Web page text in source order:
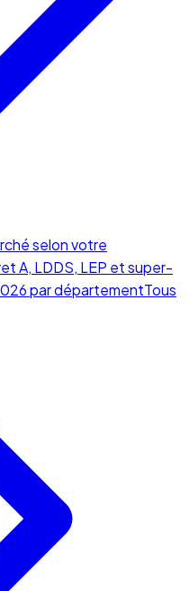
selon votre
A, LDDS, LEP et super-
par départementTous